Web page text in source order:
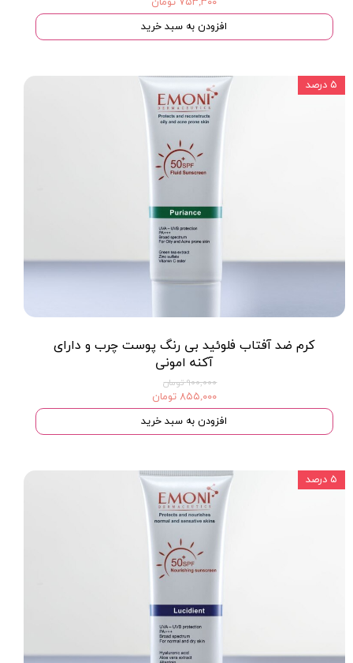
افزودن به سبد خرید
کرم ضد آفتاب فلوئید بی رنگ پوست چرب و داراى
آکنه امونی
۹۰۰,۰۰۰ تومان
۸۵۵,۰۰۰ تومان
افزودن به سبد خرید
۵ درصد
۵ درصد